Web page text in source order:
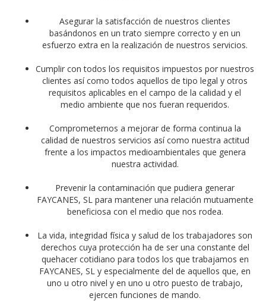
Asegurar la satisfacción de nuestros clientes
basándonos en un trato siempre correcto y en un
esfuerzo extra en la realización de nuestros servicios.
Cumplir con todos los requisitos impuestos por nuestros
clientes así como todos aquellos de tipo legal y otros
requisitos aplicables en el campo de la calidad y el
medio ambiente que nos fueran requeridos.
Comprometernos a mejorar de forma continua la
calidad de nuestros servicios así como nuestra actitud
frente a los impactos medioambientales que genera
nuestra actividad.
Prevenir la contaminación que pudiera generar
FAYCANES, SL para mantener una relación mutuamente
beneficiosa con el medio que nos rodea.
La vida, integridad física y salud de los trabajadores son
derechos cuya protección ha de ser una constante del
quehacer cotidiano para todos los que trabajamos en
FAYCANES, SL y especialmente del de aquellos que, en
uno u otro nivel y en uno u otro puesto de trabajo,
ejercen funciones de mando.